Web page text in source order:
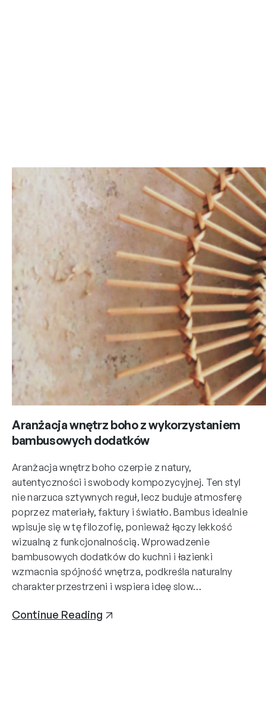
Aranżacja wnętrz boho z wykorzystaniem
bambusowych dodatków
Aranżacja wnętrz boho czerpie z natury,
autentyczności i swobody kompozycyjnej. Ten styl
nie narzuca sztywnych reguł, lecz buduje atmosferę
poprzez materiały, faktury i światło. Bambus idealnie
wpisuje się w tę filozofię, ponieważ łączy lekkość
wizualną z funkcjonalnością. Wprowadzenie
bambusowych dodatków do kuchni i łazienki
wzmacnia spójność wnętrza, podkreśla naturalny
charakter przestrzeni i wspiera ideę slow…
Continue Reading